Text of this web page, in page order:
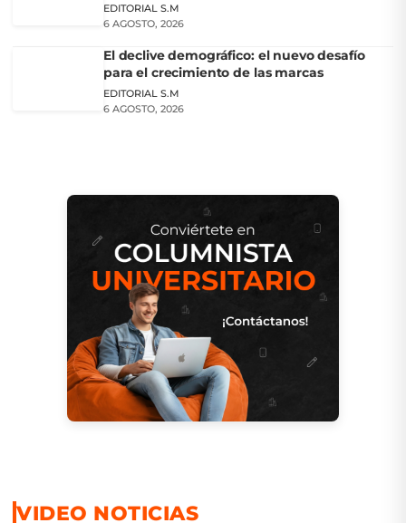
EDITORIAL S.M
6 AGOSTO, 2026
El declive demográfico: el nuevo desafío
para el crecimiento de las marcas
EDITORIAL S.M
6 AGOSTO, 2026
VIDEO NOTICIAS